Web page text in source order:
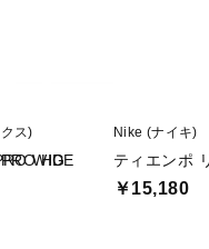
HG
ス)
WIDE
Nike (ナイキ)
ティエンポ
￥15,180